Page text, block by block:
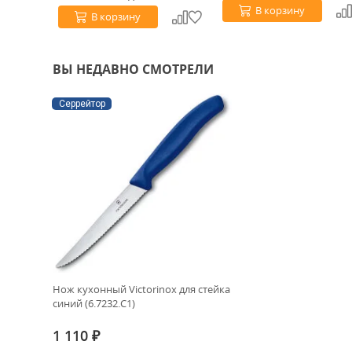
В корзину
В корзину
ВЫ НЕДАВНО СМОТРЕЛИ
Серрейтор
Нож кухонный Victorinox для стейка
синий (6.7232.C1)
1 110 ₽